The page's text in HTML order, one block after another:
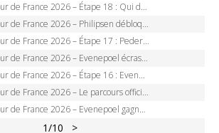
France 2026 – Étape 18 : Qui domptera Orcières-Merlette, première marche vers l’Alpe d’Huez ?
France 2026 – Philipsen débloque son compteur à Voiron, Pedersen en danger pour le maillot vert
France 2026 – Étape 17 : Pedersen peut-il verrouiller le maillot vert à Voiron ?
France 2026 – Evenepoel écrase le chrono d’Évian, Seixas 4e, Lipowitz abandonne
2026 – Étape 16 : Evenepoel, Pogacar, Ganna… qui domptera le chrono d’Évian pour redessiner le podium ?
France 2026 – Le parcours officiel complet : 21 étapes, profils, carte et dates
France 2026 – Evenepoel gagne à Solaison, Vingegaard abandonne, Pogacar toujours en jaune
1/10 >